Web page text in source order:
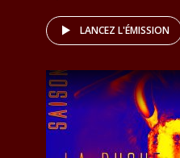
LANCEZ L'ÉMISSION